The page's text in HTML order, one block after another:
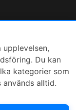
Du kan
kategorier som
alltid.